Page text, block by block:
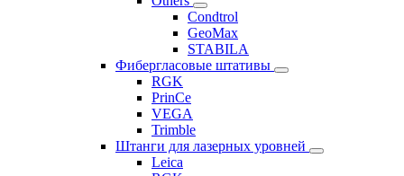
Condtrol
GeoMax
STABILA
Фибергласовые штативы
RGK
PrinCe
VEGA
Trimble
Штанги для лазерных уровней
Leica